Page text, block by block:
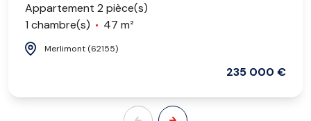
Appartement 2 pièce(s)
1 chambre(s)
47 m²
Merlimont (62155)
235 000 €